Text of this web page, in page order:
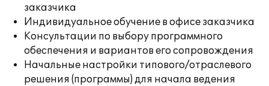
заказчика
Индивидуальное обучение в офисе заказчика
Консультации по выбору программного
обеспечения и вариантов его сопровождения
Начальные настройки типового/отраслевого
решения (программы) для начала ведения